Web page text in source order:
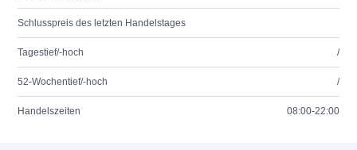
Schlusspreis des letzten Handelstages
Tagestief/-hoch /
52-Wochentief/-hoch /
Handelszeiten 08:00-22:00